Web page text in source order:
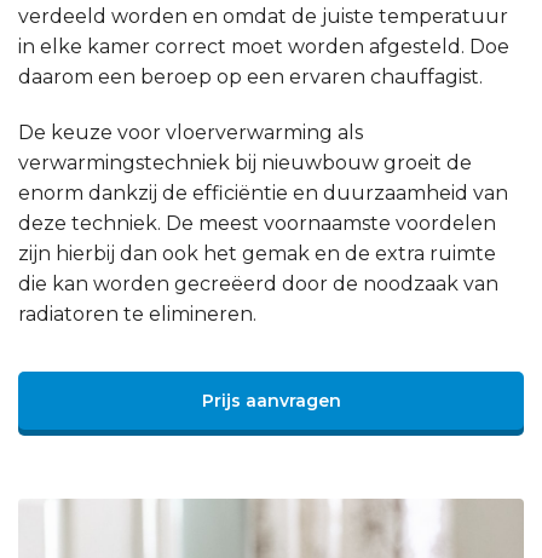
verdeeld worden en omdat de juiste temperatuur
in elke kamer correct moet worden afgesteld. Doe
daarom een beroep op een ervaren chauffagist.
De keuze voor vloerverwarming als
verwarmingstechniek bij nieuwbouw groeit de
enorm dankzij de efficiëntie en duurzaamheid van
deze techniek. De meest voornaamste voordelen
zijn hierbij dan ook het gemak en de extra ruimte
die kan worden gecreëerd door de noodzaak van
radiatoren te elimineren.
Prijs aanvragen